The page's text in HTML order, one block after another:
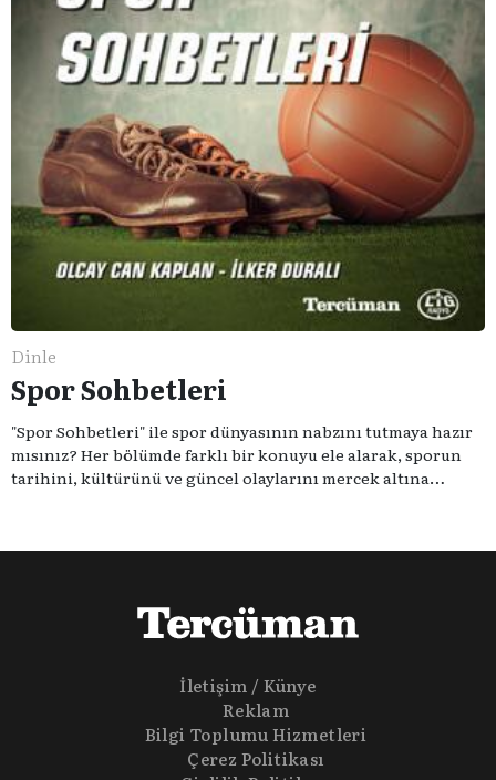
Dinle
Spor Sohbetleri
"Spor Sohbetleri" ile spor dünyasının nabzını tutmaya hazır
mısınız? Her bölümde farklı bir konuyu ele alarak, sporun
tarihini, kültürünü ve güncel olaylarını mercek altına
olmadığına inananlardansanız "Spor Sohbetleri" tam size
İletişim / Künye
Reklam
Bilgi Toplumu Hizmetleri
Çerez Politikası